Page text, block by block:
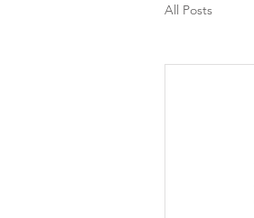
All Posts